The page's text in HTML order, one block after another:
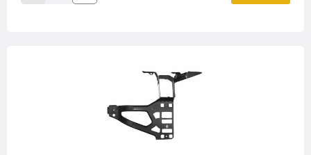
Decrease Quantity:
Increase Quantity: